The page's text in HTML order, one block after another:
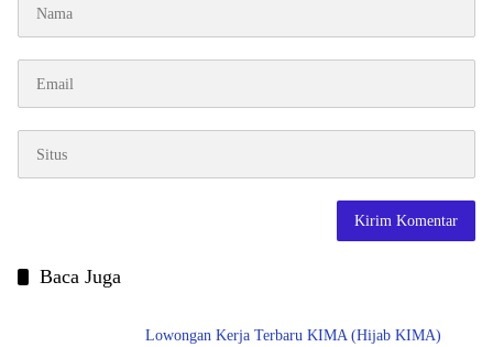
Baca Juga
Lowongan Kerja Terbaru KIMA (Hijab KIMA)